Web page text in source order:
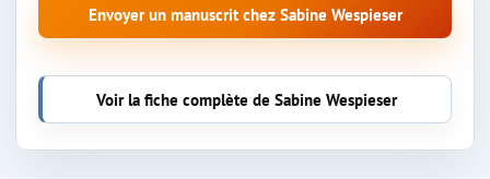
Envoyer un manuscrit chez Sabine Wespieser
Voir la fiche complète de Sabine Wespieser